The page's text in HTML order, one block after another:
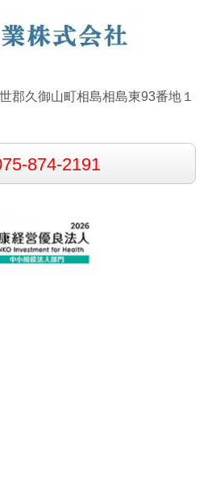
久御山町相島相島東93番地１
874-2191